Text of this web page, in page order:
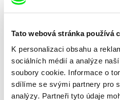
Tato webová stránka používá
K personalizaci obsahu a
sociálních médií a analýze
soubory cookie. Informace o
sdílíme se svými partnery pro
analýzy. Partneři tyto údaje
Berrahma, Flore Dupont,
Laurie Estampes, Quentin
Nory, Hugo Potin
Pod ledem